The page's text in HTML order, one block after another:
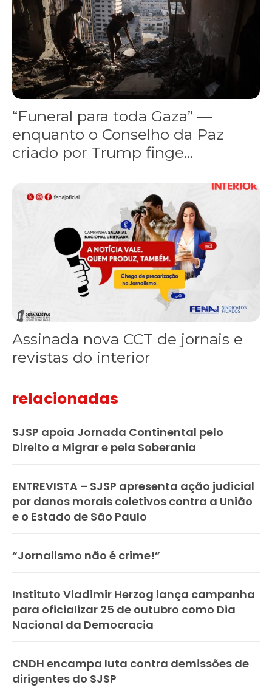
“Funeral para toda Gaza” —
enquanto o Conselho da Paz
criado por Trump finge...
Assinada nova CCT de jornais e revistas do interior
Assinada nova CCT de jornais e
revistas do interior
relacionadas
SJSP apoia Jornada Continental pelo
Direito a Migrar e pela Soberania
ENTREVISTA – SJSP apresenta ação judicial
por danos morais coletivos contra a União
e o Estado de São Paulo
“Jornalismo não é crime!”
Instituto Vladimir Herzog lança campanha
para oficializar 25 de outubro como Dia
Nacional da Democracia
CNDH encampa luta contra demissões de
dirigentes do SJSP